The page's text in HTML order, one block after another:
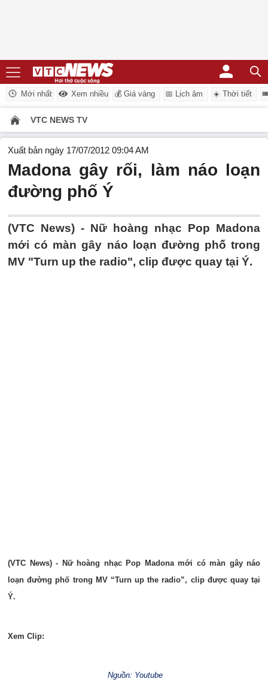
Mới nhất Xem nhiều 💰 Giá vàng 📅 Lịch âm ☀️ Thời tiết
VTC NEWS TV
Xuất bản ngày 17/07/2012 09:04 AM
Madona gây rối, làm náo loạn
đường phố Ý
(VTC News) - Nữ hoàng nhạc Pop Madona
mới có màn gây náo loạn đường phố trong
MV "Turn up the radio", clip được quay tại Ý.
(VTC News) - Nữ hoàng nhạc Pop Madona mới có màn gây náo
loạn đường phố trong MV “Turn up the radio”, clip được quay tại
Ý.
Xem Clip:
Nguồn: Youtube